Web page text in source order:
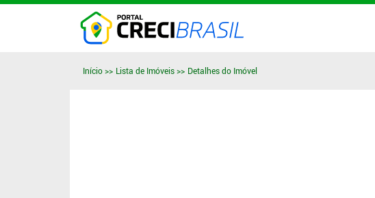
Início Lista de Imóveis Detalhes do Imóvel